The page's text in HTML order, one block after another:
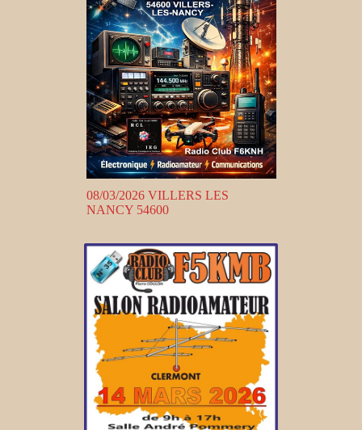
08/03/2026 VILLERS LES
NANCY 54600